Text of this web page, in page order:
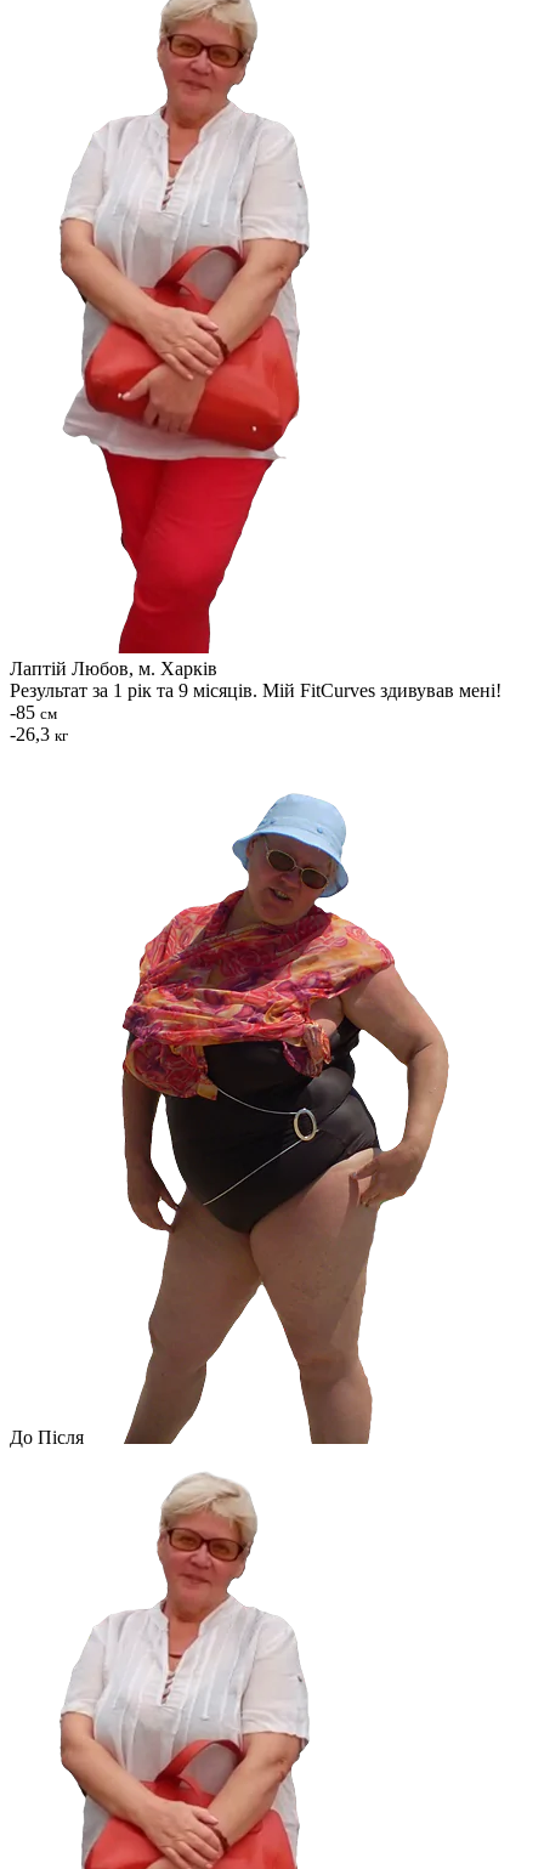
Лаптій Любов, м. Харків
Результат за 1 рік та 9 місяців. Мій FitCurves здивував мені!
-85 см
-26,3 кг
До Після